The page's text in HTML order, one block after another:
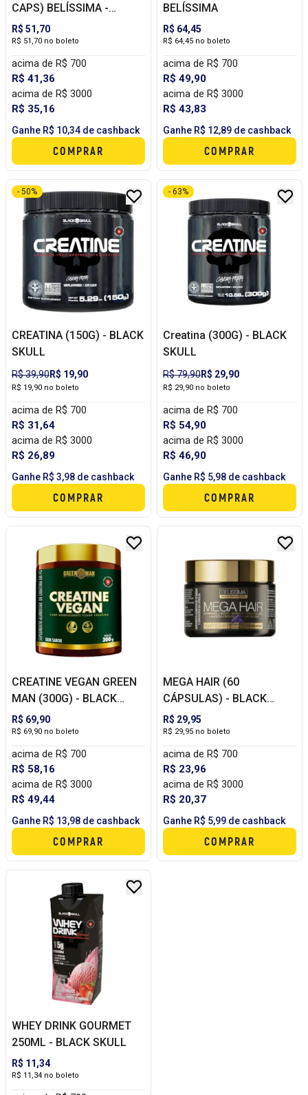
CAPS) BELÍSSIMA -
BLACK SKULL
R$ 51,70
R$ 51,70 no boleto
acima de R$ 700
R$ 41,36
acima de R$ 3000
R$ 35,16
Ganhe R$ 10,34 de cashback
COMPRAR
BELÍSSIMA
R$ 64,45
R$ 64,45 no boleto
acima de R$ 700
R$ 49,90
acima de R$ 3000
R$ 43,83
Ganhe R$ 12,89 de cashback
COMPRAR
CREATINA (150G) - BLACK
SKULL
R$ 39,90R$ 19,90
- 50%
R$ 19,90 no boleto
acima de R$ 700
R$ 31,64
acima de R$ 3000
R$ 26,89
Ganhe R$ 3,98 de cashback
COMPRAR
Creatina (300G) - BLACK
SKULL
R$ 79,90R$ 29,90
- 63%
R$ 29,90 no boleto
acima de R$ 700
R$ 54,90
acima de R$ 3000
R$ 46,90
Ganhe R$ 5,98 de cashback
COMPRAR
CREATINE VEGAN GREEN
MAN (300G) - BLACK
SKULL
R$ 69,90
R$ 69,90 no boleto
acima de R$ 700
R$ 58,16
acima de R$ 3000
R$ 49,44
Ganhe R$ 13,98 de cashback
COMPRAR
MEGA HAIR (60
CÁPSULAS) - BLACK
SKULL
R$ 29,95
R$ 29,95 no boleto
acima de R$ 700
R$ 23,96
acima de R$ 3000
R$ 20,37
Ganhe R$ 5,99 de cashback
COMPRAR
WHEY DRINK GOURMET
250ML - BLACK SKULL
R$ 11,34
R$ 11,34 no boleto